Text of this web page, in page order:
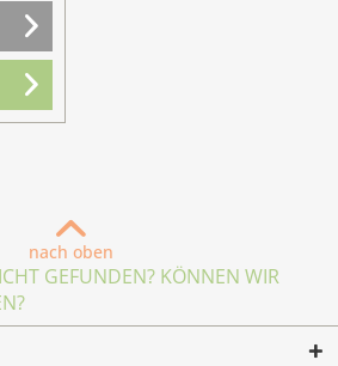
nach oben
GEFUNDEN? KÖNNEN WIR